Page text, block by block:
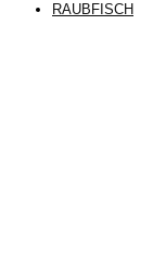
RAUBFISCH